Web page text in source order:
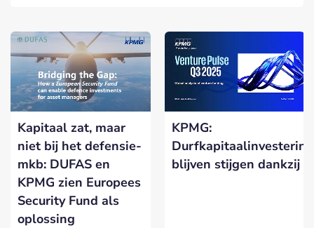
Kapitaal zat, maar
niet bij het defensie-
mkb: DUFAS en
KPMG zien Europees
Security Fund als
oplossing
KPMG:
blijven stijgen dankzij